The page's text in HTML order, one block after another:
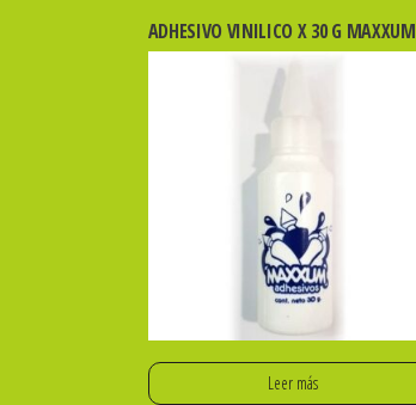
ADHESIVO VINILICO X 30 G MAXXUM
Leer más